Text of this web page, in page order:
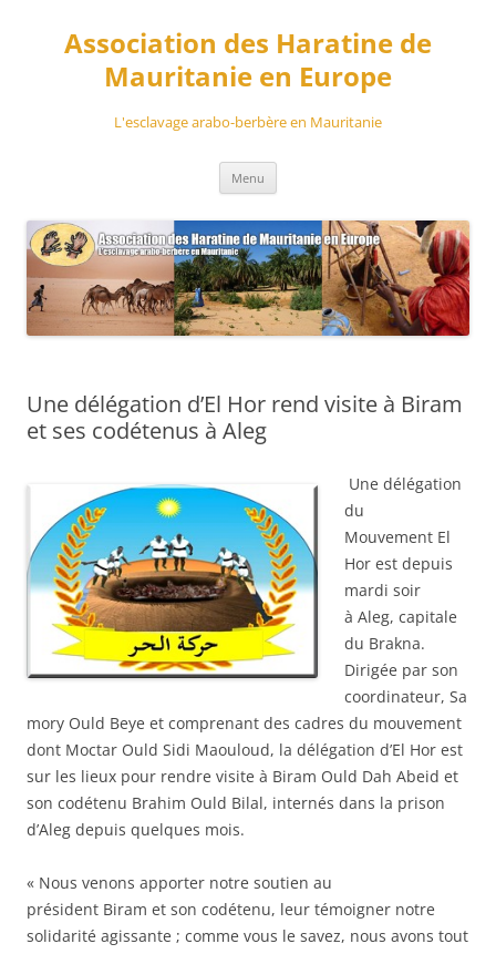
contenuAssociation des Haratine de
Mauritanie en Europe
L'esclavage arabo-berbère en Mauritanie
Menu
Une délégation d’El Hor rend visite à Biram
et ses codétenus à Aleg
Une délégation
du
Mouvement El
Hor est depuis
mardi soir
à Aleg, capitale
du Brakna.
Dirigée par son
coordinateur, Sa
mory Ould Beye et comprenant des cadres du mouvement
dont Moctar Ould Sidi Maouloud, la délégation d’El Hor est
sur les lieux pour rendre visite à Biram Ould Dah Abeid et
son codétenu Brahim Ould Bilal, internés dans la prison
d’Aleg depuis quelques mois.
« Nous venons apporter notre soutien au
président Biram et son codétenu, leur témoigner notre
solidarité agissante ; comme vous le savez, nous avons tout